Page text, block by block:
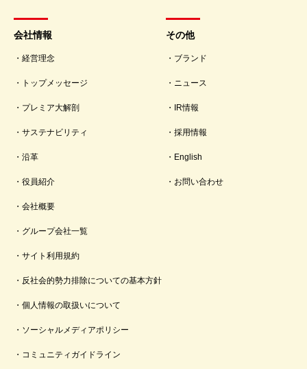
会社情報
経営理念
トップメッセージ
プレミア大解剖
サステナビリティ
沿革
役員紹介
会社概要
グループ会社一覧
サイト利用規約
反社会的勢力排除についての基本方針
個人情報の取扱いについて
ソーシャルメディアポリシー
コミュニティガイドライン
その他
ブランド
ニュース
IR情報
採用情報
English
お問い合わせ